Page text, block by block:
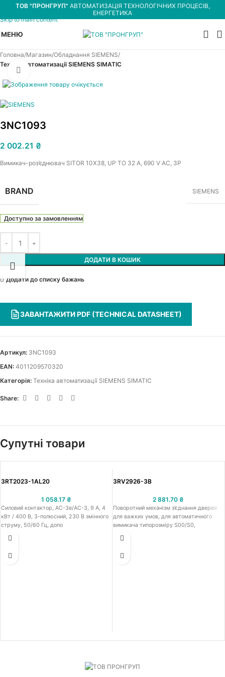
Skip to navigation
Skip to main content
ТОВ "ПРОНГРУП" АВТОМАТИЗАЦІЯ ТЕХНОЛОГІЧНИХ ПРОЦЕСІВ,
ЕНЕРГЕТИКА
МЕНЮ
Головна Магазин Обладнання SIEMENS
Техніка автоматизації SIEMENS SIMATIC
3NC1093
2 002.21 ₴
Вимикач-роз’єднювач SITOR 10X38, UP TO 32 A, 690 V AC, 3P
BRAND SIEMENS
Доступно за замовленням
ДОДАТИ В КОШИК
Додати до списку бажань
ЗАВАНТАЖИТИ PDF (TECHNICAL DATASHEET)
EAN: 4011209570320
Артикул: 3NC1093
Категорія: Техніка автоматизації SIEMENS SIMATIC
Share:
Супутні товари
3RT2023-1AL20
1 058.17 ₴
Силовий контактор, AC-3e/AC-3, 9 A, 4
кВт / 400 В, 3-полюсний, 230 В змінного
струму, 50/60 Гц, допо
3RV2926-3B
2 881.70 ₴
Поворотний механізм з’єднання дверей
для важких умов, для автоматичного
вимикача типорозміру S00/S0,